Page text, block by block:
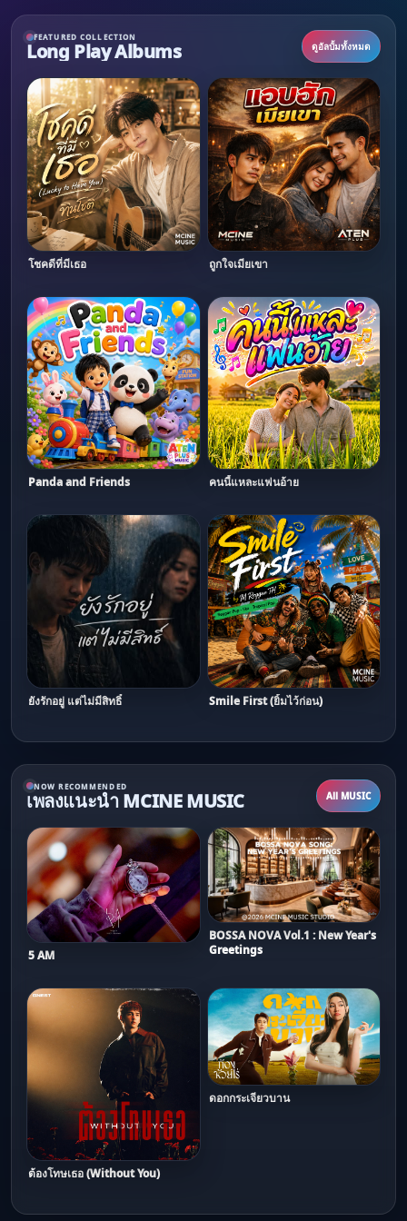
FEATURED COLLECTION
Long Play Albums ดูอัลบั้มทั้งหมด
โชคดีที่มีเธอ ถูกใจเมียเขา
Panda and Friends คนนี้แหละแฟนอ้าย
ยังรักอยู่ แต่ไม่มีสิทธิ์ Smile First (ยิ้มไว้ก่อน)
NOW RECOMMENDED
เพลงแนะนำ MCINE MUSIC All MUSIC
5 AM
BOSSA NOVA Vol.1 : New Year's
Greetings
ต้องโทษเธอ (Without You)
ดอกกระเจียวบาน